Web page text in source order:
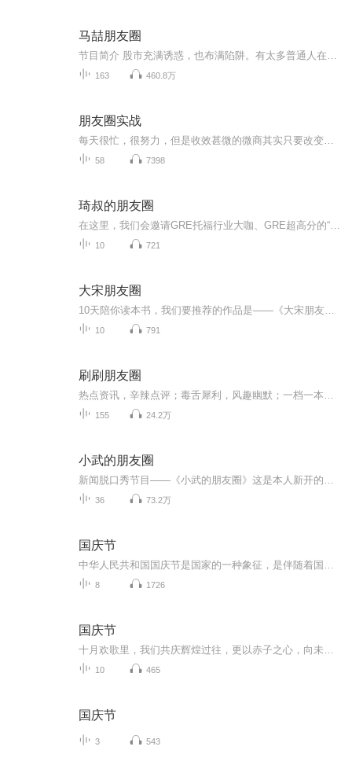
马喆朋友圈
163 460.8万
朋友圈实战
58 7398
琦叔的朋友圈
10 721
大宋朋友圈
10 791
刷刷朋友圈
155 24.2万
小武的朋友圈
36 73.2万
国庆节
8 1726
国庆节
10 465
国庆节
3 543